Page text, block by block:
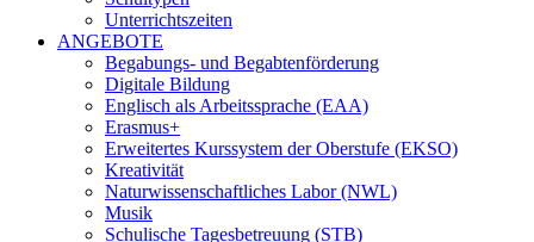
Unterrichtszeiten
ANGEBOTE
Begabungs- und Begabtenförderung
Digitale Bildung
Englisch als Arbeitssprache (EAA)
Erasmus+
Erweitertes Kurssystem der Oberstufe (EKSO)
Kreativität
Naturwissenschaftliches Labor (NWL)
Musik
Schulische Tagesbetreuung (STB)